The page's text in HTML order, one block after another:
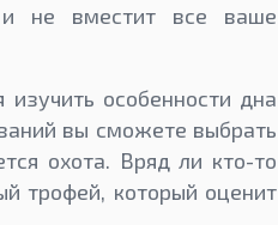
не вместит все ваше
особенности дна
вы сможете выбрать
охота. Вряд ли кто-то
трофей, который оценит